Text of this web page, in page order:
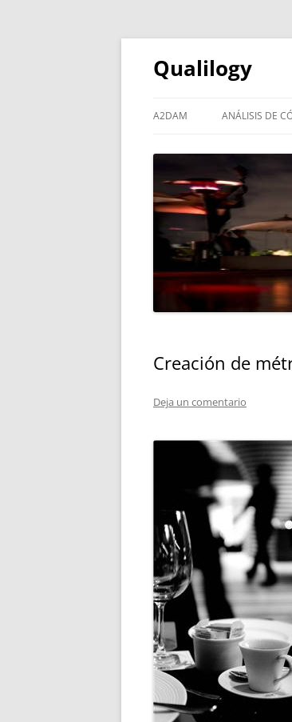
Qualilogy
A2DAM ANÁLISIS DE
Creación de
Deja un comentario